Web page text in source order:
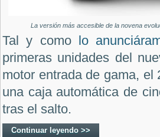
La versión más accesible de la novena
Tal y como lo
primeras unidades del
motor entrada de gama,
una caja automática de
tras el salto.
Continuar leyendo >>